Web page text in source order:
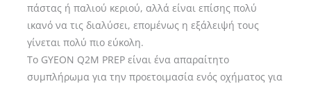
πάστας ή παλιού κεριού, αλλά είναι επίσης πολύ
ικανό να τις διαλύσει, επομένως η εξάλειψή τους
γίνεται πολύ πιο εύκολη.
Το GYEON Q2M PREP είναι ένα απαραίτητο
συμπλήρωμα για την προετοιμασία ενός οχήματος για